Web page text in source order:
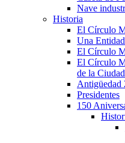
Nave
Historia
El Círculo
Una
El Círculo
El Círculo
de la
Antigüedad
Presidentes
150